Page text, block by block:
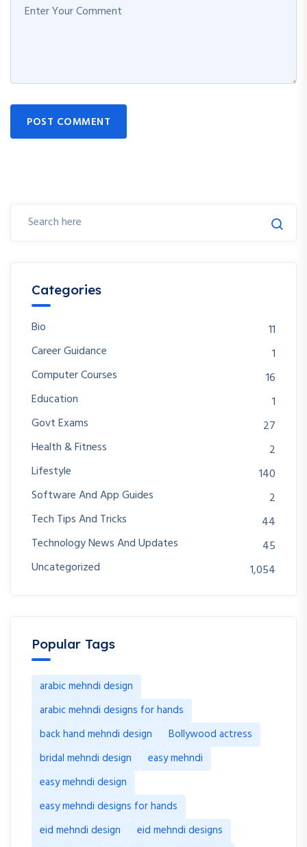
POST COMMENT
Categories
Bio
11
Career Guidance
1
Computer Courses
16
Education
1
Govt Exams
27
Health & Fitness
2
Lifestyle
140
Software And App Guides
2
Tech Tips And Tricks
44
Technology News And Updates
45
Uncategorized
1,054
Popular Tags
arabic mehndi design
arabic mehndi designs for hands
back hand mehndi design
Bollywood actress
bridal mehndi design
easy mehndi
easy mehndi design
easy mehndi designs for hands
eid mehndi design
eid mehndi designs